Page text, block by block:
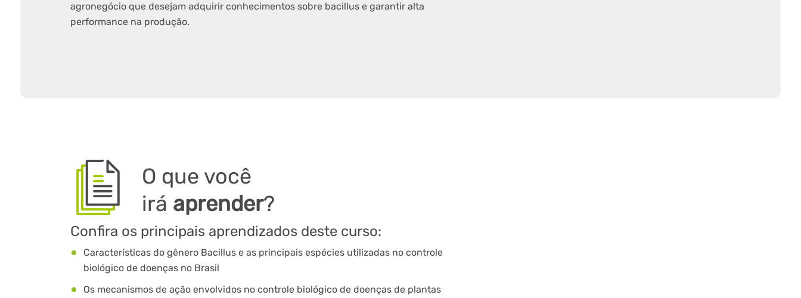
agronegócio que desejam adquirir conhecimentos sobre bacillus e garantir alta
performance na produção.
O que você
irá aprender?
Confira os principais aprendizados deste curso:
Características do gênero Bacillus e as principais espécies utilizadas no controle
biológico de doenças no Brasil
Os mecanismos de ação envolvidos no controle biológico de doenças de plantas